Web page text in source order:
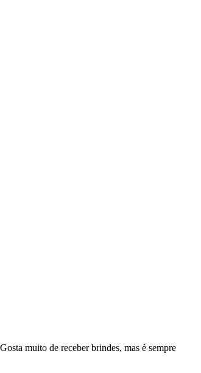
muito de receber brindes, mas é sempre